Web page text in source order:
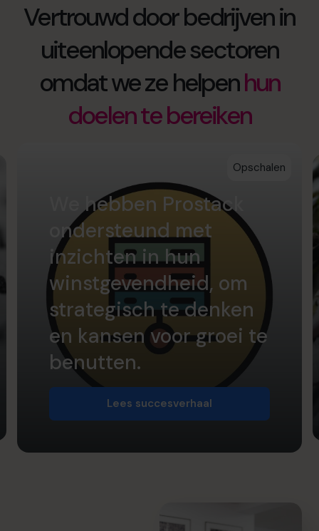
Vertrouwd door bedrijven in
uiteenlopende sectoren
omdat we ze helpenhun
doelen te bereiken
Opschalen
We hebben Prostack
ondersteund met
inzichten in hun
winstgevendheid, om
strategisch te denken
en kansen voor groei te
benutten.
Lees succesverhaal